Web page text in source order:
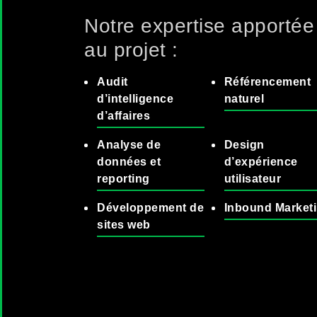
Notre expertise apportée
au projet :
Audit
d’intelligence
d’affaires
Référencement
naturel
Analyse de
données et
reporting
Design
d’expérience
utilisateur
Développement de
sites web
Inbound